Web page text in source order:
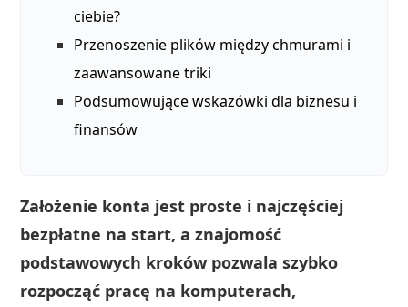
ciebie?
Przenoszenie plików między chmurami i
zaawansowane triki
Podsumowujące wskazówki dla biznesu i
finansów
Założenie konta jest proste i najczęściej
bezpłatne na start, a znajomość
podstawowych kroków pozwala szybko
rozpocząć pracę na komputerach,